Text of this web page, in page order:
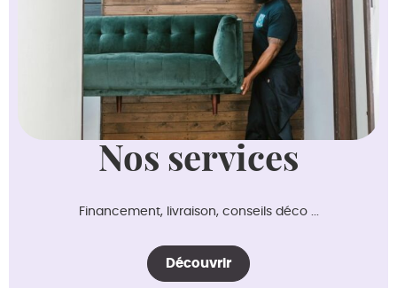
Nos services
Financement, livraison, conseils déco ...
Découvrir